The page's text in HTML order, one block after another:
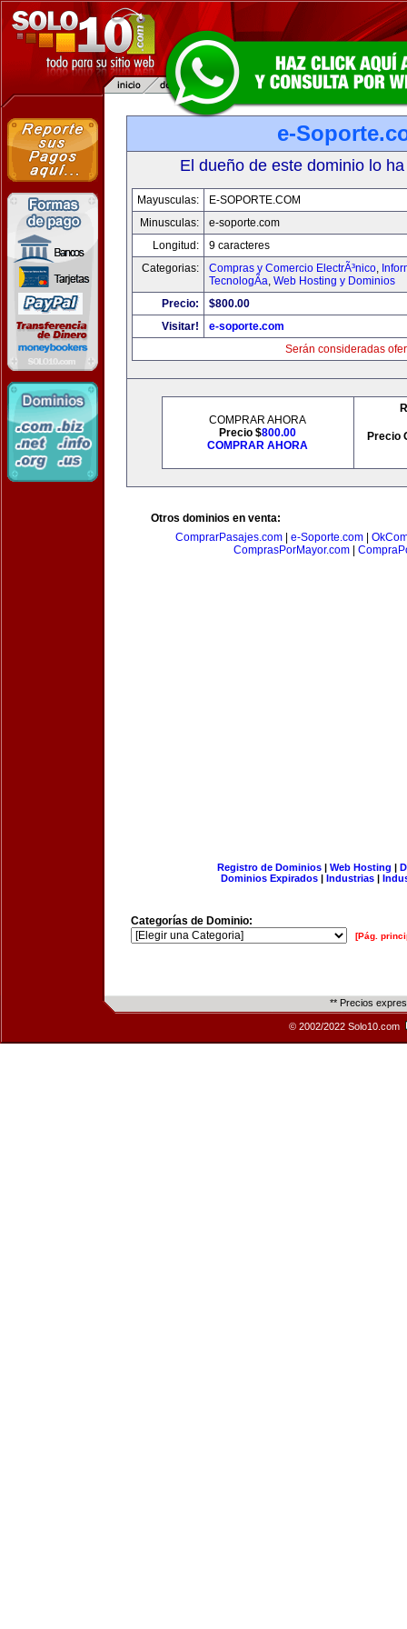
e-
El dueño de este dominio lo
Mayusculas:
E-SOPORTE.COM
Minusculas:
e-soporte.com
Longitud:
9 caracteres
Categorias:
Compras y Comercio ElectrÃ³nico,
TecnologÃ­a, Web Hosting y Dominios
Precio:
$800.00
Visitar!
e-soporte.com
Serán consideradas
COMPRAR AHORA
Precio $800.00
COMPRAR AHORA
Precio
Otros dominios en venta:
ComprarPasajes.com
e-Soporte.com
ComprasPorMayor.com|
Registro de Dominios| Web Hosting |
Dominios Expirados | Industrias |
Categorías de Dominio:
[Pág.
** Precios
© 2002/2022 Solo10.com